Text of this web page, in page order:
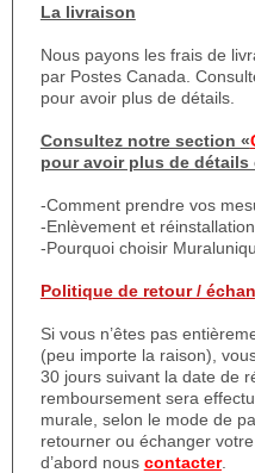
La livraison
Nous payons les frais de
par Postes Canada.
pour avoir plus de détails.
Consultez notre section «
pour avoir plus de détails
-Comment prendre vos
-Enlèvement et
-Pourquoi choisir
Politique de retour /
Si vous n’êtes pas
(peu importe la raison),
30 jours suivant la date de
remboursement sera
murale, selon le mode de
retourner ou échanger
d’abord nous contacter.